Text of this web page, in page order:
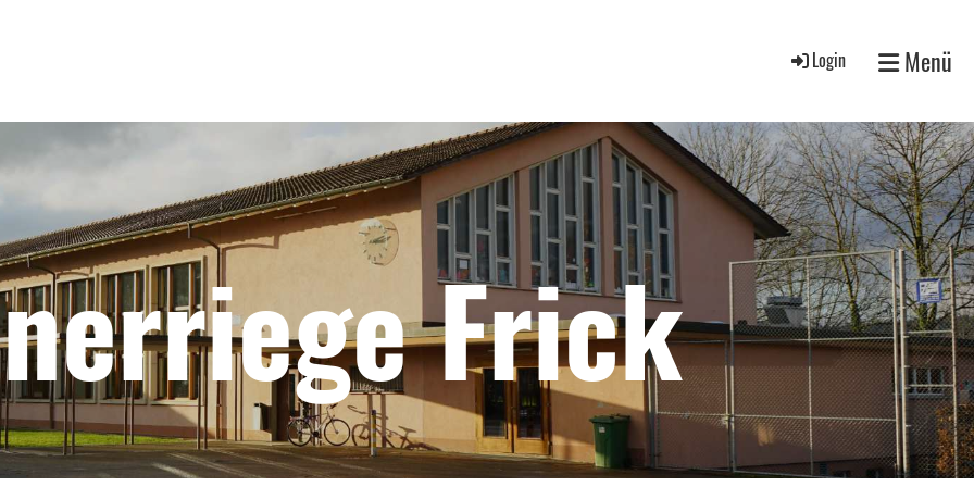
Login Menü
Frick